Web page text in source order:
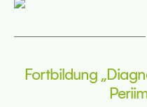
Fortbildung